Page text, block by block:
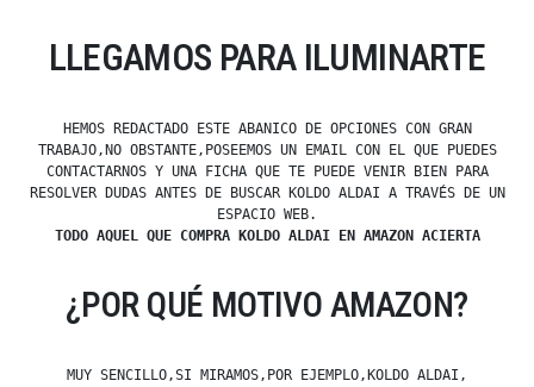
LLEGAMOS PARA ILUMINARTE
HEMOS REDACTADO ESTE ABANICO DE OPCIONES CON GRAN
TRABAJO,NO OBSTANTE,POSEEMOS UN EMAIL CON EL QUE PUEDES
CONTACTARNOS Y UNA FICHA QUE TE PUEDE VENIR BIEN PARA
RESOLVER DUDAS ANTES DE BUSCAR KOLDO ALDAI A TRAVÉS DE UN
ESPACIO WEB.
TODO AQUEL QUE COMPRA KOLDO ALDAI EN AMAZON ACIERTA
¿POR QUÉ MOTIVO AMAZON?
MUY SENCILLO,SI MIRAMOS,POR EJEMPLO,KOLDO ALDAI,